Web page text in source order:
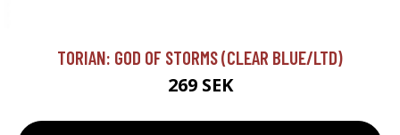
TORIAN: GOD OF STORMS (CLEAR BLUE/LTD)
269 SEK